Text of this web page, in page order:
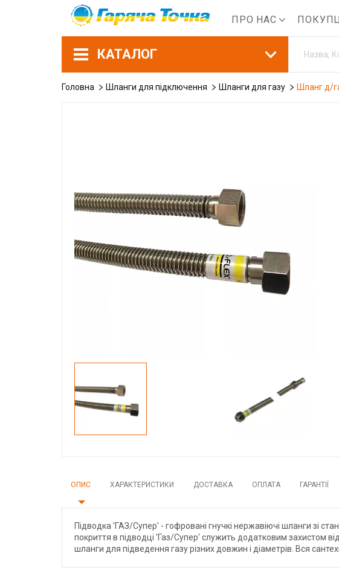
ПРО НАС
КАТАЛОГ
Головна Шланги для підключення Шланги для газу Шланг д/
ОПИС ХАРАКТЕРИСТИКИ ДОСТАВКА ОПЛАТА ГАРАНТІЇ
Підводка 'ГАЗ/Супер' - гофровані гнучкі нержавіючі шланги зі
покриття в підводці 'Газ/Супер' служить додатковим захистом
шланги для підведення газу різних довжин і діаметрів. Вся